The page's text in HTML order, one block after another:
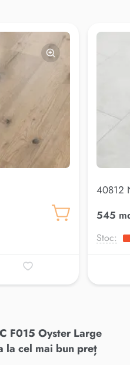
40812
545
Stoc:
F015 Oyster Large
la cel mai bun preț